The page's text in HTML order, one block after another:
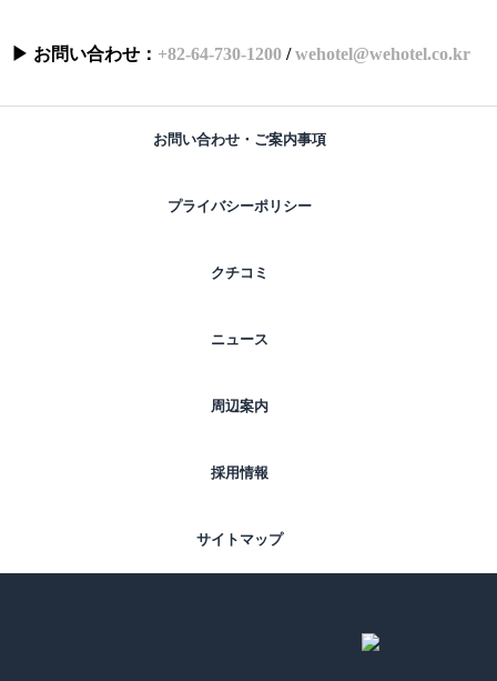
▶ お問い合わせ： +82-64-730-1200 /wehotel@wehotel.co.kr
お問い合わせ・ご案内事項
プライバシーポリシー
クチコミ
ニュース
周辺案内
採用情報
サイトマップ